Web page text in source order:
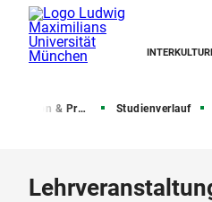
& Prüfungen Studienverlauf